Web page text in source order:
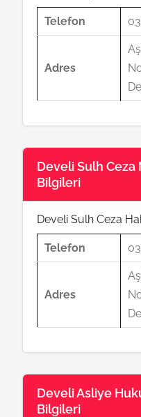
Telefon
Adres
Develi Sulh
Bilgileri
Develi Sulh Ceza
Telefon
Adres
Develi Asliye
Bilgileri